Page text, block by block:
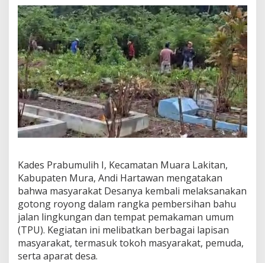
t
o
n
g
R
o
y
o
n
g
B
e
r
h
L
i
n
g
k
u
n
Kades Prabumulih I, Kecamatan Muara Lakitan,
Kabupaten Mura, Andi Hartawan mengatakan
bahwa masyarakat Desanya kembali melaksanakan
gotong royong dalam rangka pembersihan bahu
jalan lingkungan dan tempat pemakaman umum
(TPU). Kegiatan ini melibatkan berbagai lapisan
masyarakat, termasuk tokoh masyarakat, pemuda,
serta aparat desa.